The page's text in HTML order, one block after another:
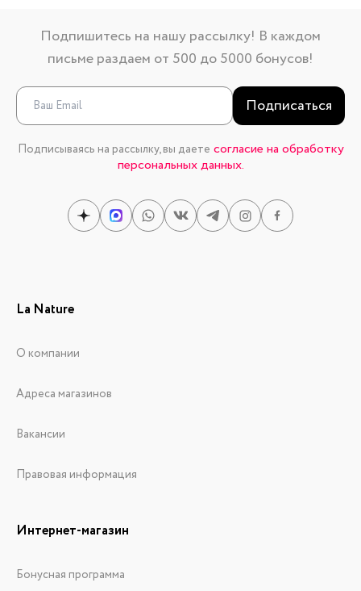
Подпишитесь на нашу рассылку! В каждом
письме раздаем от 500 до 5000 бонусов!
Подписаться
Подписываясь на рассылку, вы даете согласие на обработку
персональных данных.
La Nature
О компании
Адреса магазинов
Вакансии
Правовая информация
Интернет-магазин
Бонусная программа